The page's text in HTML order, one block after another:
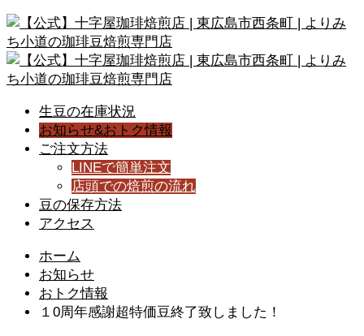
生豆の在庫状況
お知らせ&おトク情報
ご注文方法
LINEで簡単注文
店頭での焙煎の流れ
豆の保存方法
アクセス
ホーム
お知らせ
おトク情報
１0周年感謝超特価豆終了致しました！